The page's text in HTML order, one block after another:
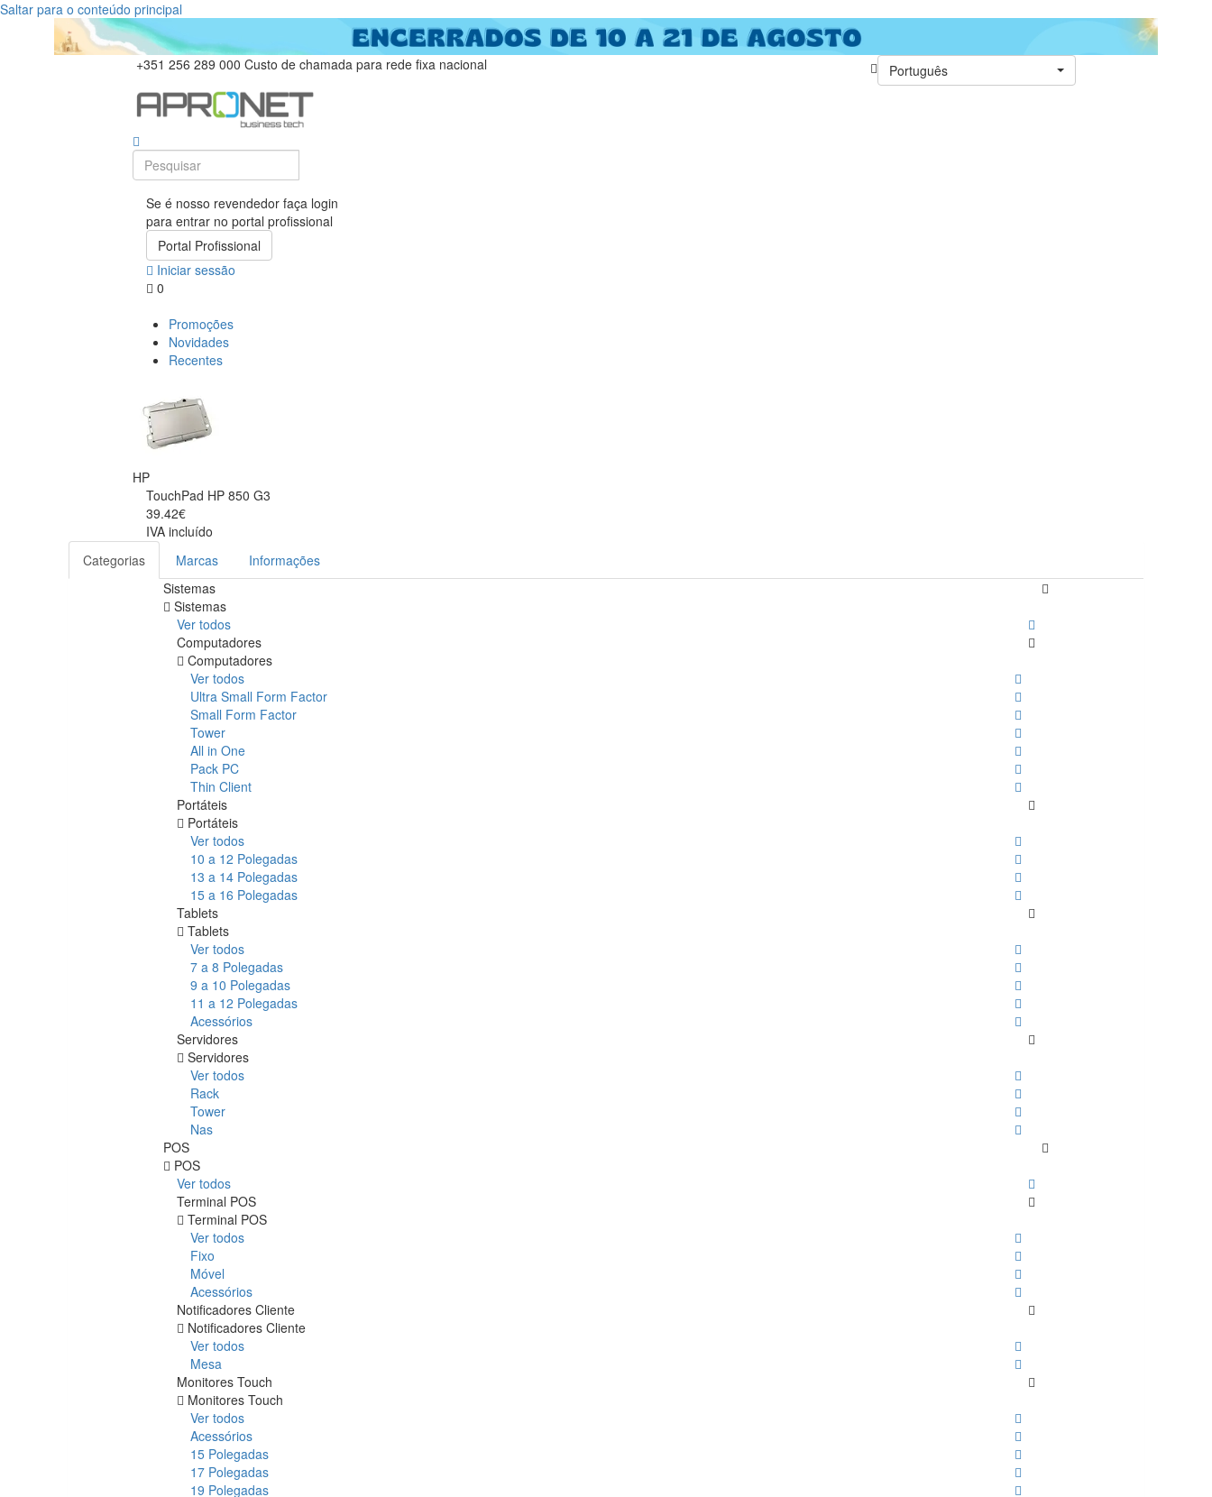
Saltar para o conteúdo principal
+351 256 289 000 Custo de chamada para rede fixa nacional Português
Se é nosso revendedor faça login
para entrar no portal profissional
Portal Profissional
Iniciar sessão
0
Promoções
Novidades
Recentes
HP
TouchPad HP 850 G3
39.42€
IVA incluído
Categorias
Marcas
Informações
Sistemas
Sistemas
Ver todos
Computadores
Computadores
Ver todos
Ultra Small Form Factor
Small Form Factor
Tower
All in One
Pack PC
Thin Client
Portáteis
Portáteis
Ver todos
10 a 12 Polegadas
13 a 14 Polegadas
15 a 16 Polegadas
Tablets
Tablets
Ver todos
7 a 8 Polegadas
9 a 10 Polegadas
11 a 12 Polegadas
Acessórios
Servidores
Servidores
Ver todos
Rack
Tower
Nas
POS
POS
Ver todos
Terminal POS
Terminal POS
Ver todos
Fixo
Móvel
Acessórios
Notificadores Cliente
Notificadores Cliente
Ver todos
Mesa
Monitores Touch
Monitores Touch
Ver todos
Acessórios
15 Polegadas
17 Polegadas
19 Polegadas